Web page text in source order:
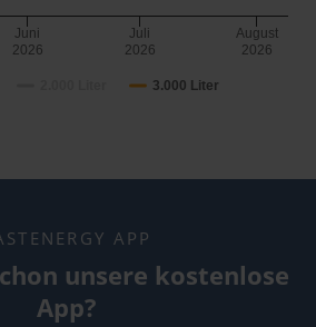
3.000 Liter
Juni
2026
Juli
2026
August
2026
APP
unsere kostenlose
App?